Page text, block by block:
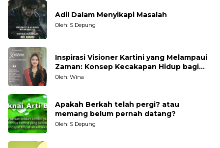
Adil Dalam Menyikapi Masalah
Oleh: S Depung
Inspirasi Visioner Kartini yang Melampaui
Zaman: Konsep Kecakapan Hidup bagi
Generasi Muda
Oleh: Wina
Apakah Berkah telah pergi? atau
memang belum pernah datang?
Oleh: S Depung